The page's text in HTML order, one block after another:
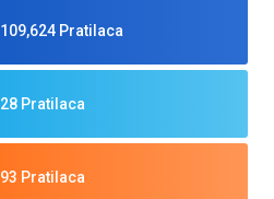
109,624 Pratilaca
28 Pratilaca
93 Pratilaca